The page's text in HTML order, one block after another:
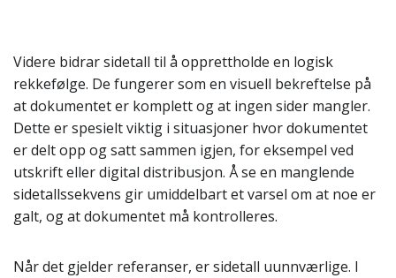
Videre bidrar sidetall til å opprettholde en logisk
rekkefølge. De fungerer som en visuell bekreftelse på
at dokumentet er komplett og at ingen sider mangler.
Dette er spesielt viktig i situasjoner hvor dokumentet
er delt opp og satt sammen igjen, for eksempel ved
utskrift eller digital distribusjon. Å se en manglende
sidetallssekvens gir umiddelbart et varsel om at noe er
galt, og at dokumentet må kontrolleres.
Når det gjelder referanser, er sidetall uunnværlige. I